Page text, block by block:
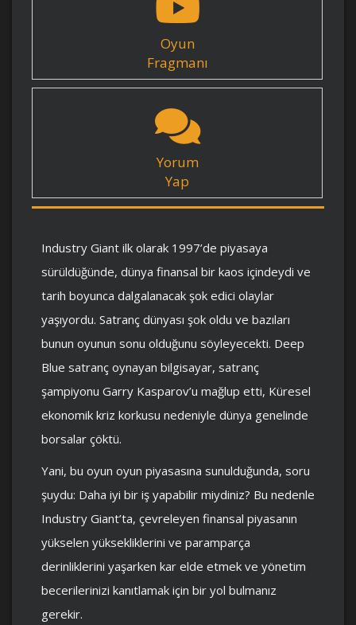
Oyun
Fragmanı
Yorum
Yap
Industry Giant ilk olarak 1997’de piyasaya
sürüldüğünde, dünya finansal bir kaos içindeydi ve
tarih boyunca dalgalanacak şok edici olaylar
yaşıyordu. Satranç dünyası şok oldu ve bazıları
bunun oyunun sonu olduğunu söyleyecekti. Deep
Blue satranç oynayan bilgisayar, satranç
şampiyonu Garry Kasparov’u mağlup etti, Küresel
ekonomik kriz korkusu nedeniyle dünya genelinde
borsalar çöktü.
Yani, bu oyun oyun piyasasına sunulduğunda, soru
şuydu: Daha iyi bir iş yapabilir miydiniz? Bu nedenle
Industry Giant’ta, çevreleyen finansal piyasanın
yükselen yüksekliklerini ve paramparça
derinliklerini yaşarken kar elde etmek ve yönetim
becerilerinizi kanıtlamak için bir yol bulmanız
gerekir.